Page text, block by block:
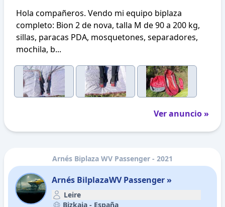
Hola compañeros. Vendo mi equipo biplaza
completo: Bion 2 de nova, talla M de 90 a 200 kg,
sillas, paracas PDA, mosquetones, separadores,
mochila, b...
Ver anuncio »
Arnés Biplaza WV Passenger - 2021
Arnés BilplazaWV Passenger »
Leire
Bizkaia - España